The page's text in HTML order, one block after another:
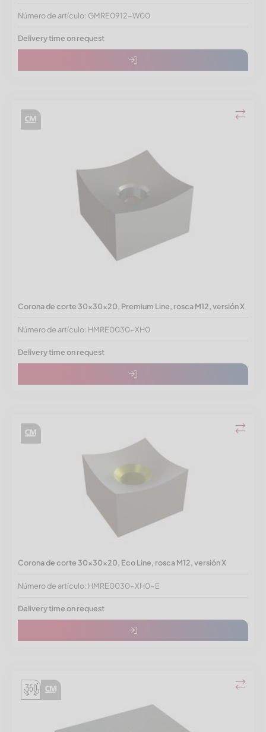
Número de artículo: GMRE0912-W00
Delivery time on request
Corona de corte 30x30x20, Premium Line, rosca M12, versión X
Número de artículo: HMRE0030-XH0
Delivery time on request
Corona de corte 30x30x20, Eco Line, rosca M12, versión X
Número de artículo: HMRE0030-XH0-E
Delivery time on request